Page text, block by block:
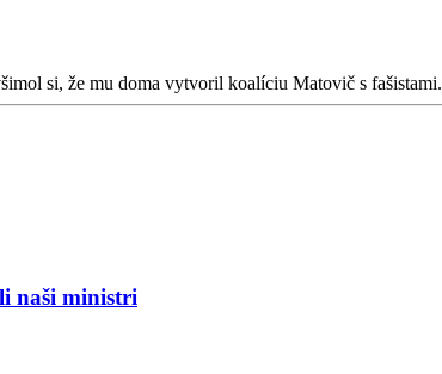
si, že mu doma vytvoril koalíciu Matovič s fašistami.
naši ministri